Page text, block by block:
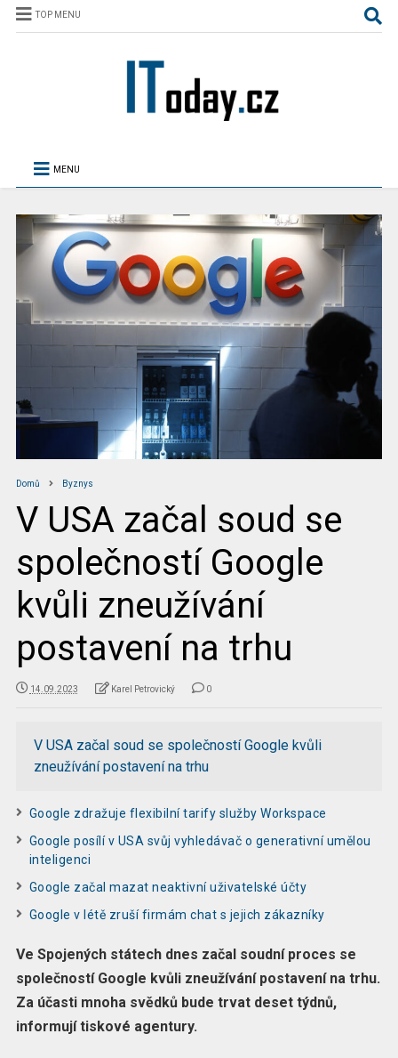
TOP MENU
MENU
Domů Byznys
V USA začal soud se
společností Google
kvůli zneužívání
postavení na trhu
14.09.2023 Karel Petrovický 0
V USA začal soud se společností Google kvůli
zneužívání postavení na trhu
Google zdražuje flexibilní tarify služby Workspace
Google posílí v USA svůj vyhledávač o generativní umělou
inteligenci
Google začal mazat neaktivní uživatelské účty
Google v létě zruší firmám chat s jejich zákazníky
Ve Spojených státech dnes začal soudní proces se
společností Google kvůli zneužívání postavení na trhu.
Za účasti mnoha svědků bude trvat deset týdnů,
informují tiskové agentury.